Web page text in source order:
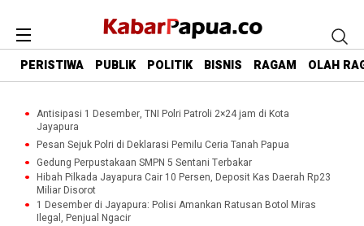
PERISTIWA PUBLIK POLITIK BISNIS RAGAM OLAH
Antisipasi 1 Desember, TNI Polri Patroli 2×24 jam di Kota
Jayapura
Pesan Sejuk Polri di Deklarasi Pemilu Ceria Tanah Papua
Gedung Perpustakaan SMPN 5 Sentani Terbakar
Hibah Pilkada Jayapura Cair 10 Persen, Deposit Kas Daerah Rp23
Miliar Disorot
1 Desember di Jayapura: Polisi Amankan Ratusan Botol Miras
Ilegal, Penjual Ngacir